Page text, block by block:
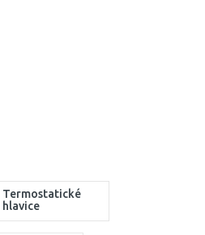
Termostatické
hlavice